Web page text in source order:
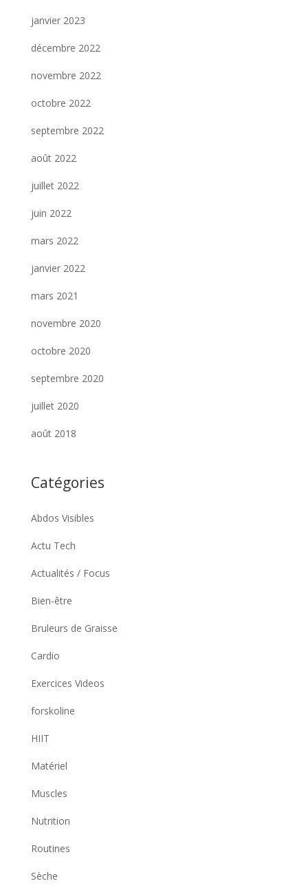
janvier 2023
décembre 2022
novembre 2022
octobre 2022
septembre 2022
août 2022
juillet 2022
juin 2022
mars 2022
janvier 2022
mars 2021
novembre 2020
octobre 2020
septembre 2020
juillet 2020
août 2018
Catégories
Abdos Visibles
Actu Tech
Actualités / Focus
Bien-être
Bruleurs de Graisse
Cardio
Exercices Videos
forskoline
HIIT
Matériel
Muscles
Nutrition
Routines
Sèche